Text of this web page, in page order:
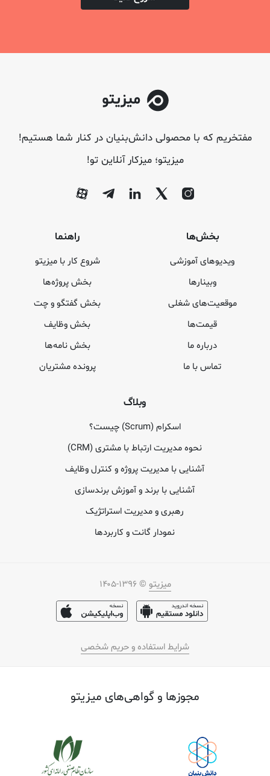
مفتخریم که با محصولی دانش‌بنیان در کنار شما هستیم!
میزیتو؛ میزکار آنلاین تو!
بخش‌ها
ویدیوهای آموزشی
وبینارها
موقعیت‌های شغلی
قیمت‌ها
درباره ما
تماس با ما
وبلاگ
اسکرام (Scrum) چیست؟
نحوه مدیریت ارتباط با مشتری (CRM)
آشنایی با مدیریت پروژه و کنترل وظایف
آشنایی با برند و آموزش برندسازی
رهبری و مدیریت استراتژیک
نمودار گانت و کاربردها
راهنما
شروع کار با میزیتو
بخش پروژه‌ها
بخش گفتگو و چت
بخش وظایف
بخش نامه‌ها
پرونده مشتریان
میزیتو © ۱۳۹۶-۱۴۰۵
شرایط استفاده و حریم شخصی
مجوز‌ها و گواهی‌های میزیتو